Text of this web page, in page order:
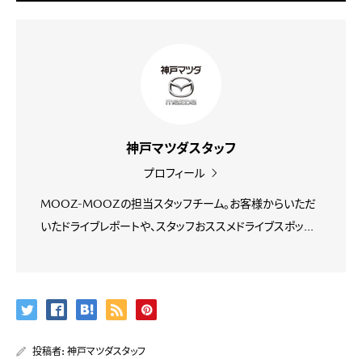
神戸マツダスタッフ
プロフィール
MOOZ-MOOZの担当スタッフチーム。お客様からいただ
いたドライブレポートや、スタッフおススメドライブスポッ...
投稿者: 神戸マツダスタッフ